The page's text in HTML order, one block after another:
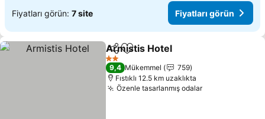
Fiyatları görün: 7 site Fiyatları görün
PaylaşFavorilerime ekle
Armistis Hotel
2 Yıldız
9,4 Mükemmel
759
Fıstıklı 12.5 km uzaklıkta
Özenle tasarlanmış odalar